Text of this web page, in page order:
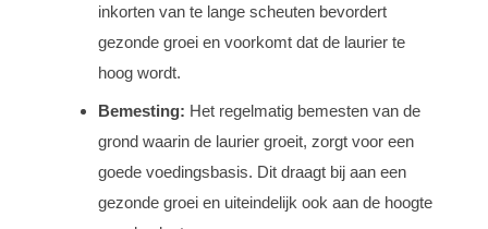
inkorten van te lange scheuten bevordert
gezonde groei en voorkomt dat de laurier te
hoog wordt.
Bemesting: Het regelmatig bemesten van de
grond waarin de laurier groeit, zorgt voor een
goede voedingsbasis. Dit draagt bij aan een
gezonde groei en uiteindelijk ook aan de hoogte